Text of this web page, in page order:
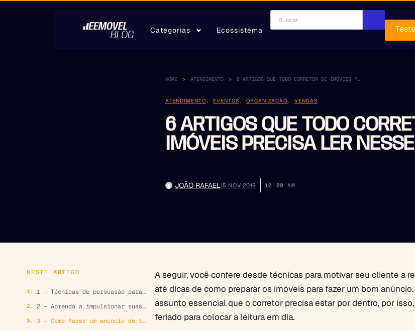
Categorias Ecossistema
HOME ATENDIMENTO 6 ARTIGOS QUE TODO CORRETOR DE IMÓVEIS PRECISA LER NESSE FERIADO
ATENDIMENTO , EVENTOS , ORGANIZAÇÃO , VENDAS
6 ARTIGOS QUE TODO
IMÓVEIS PRECISA LER
JOÃO RAFAEL15 NOV 2019 10:00 AM
NESTE ARTIGO
1 – Técnicas de persuasão para conquistar o cliente
2 – Aprenda a impulsionar suas vendas
3 – Como fazer um anúncio de imóveis que conquiste o cliente
A seguir, você confere desde técnicas para motivar seu cliente a
até dicas de como preparar os imóveis para fazer um bom
assunto essencial que o corretor precisa estar por dentro, por
feriado para colocar a leitura em dia.